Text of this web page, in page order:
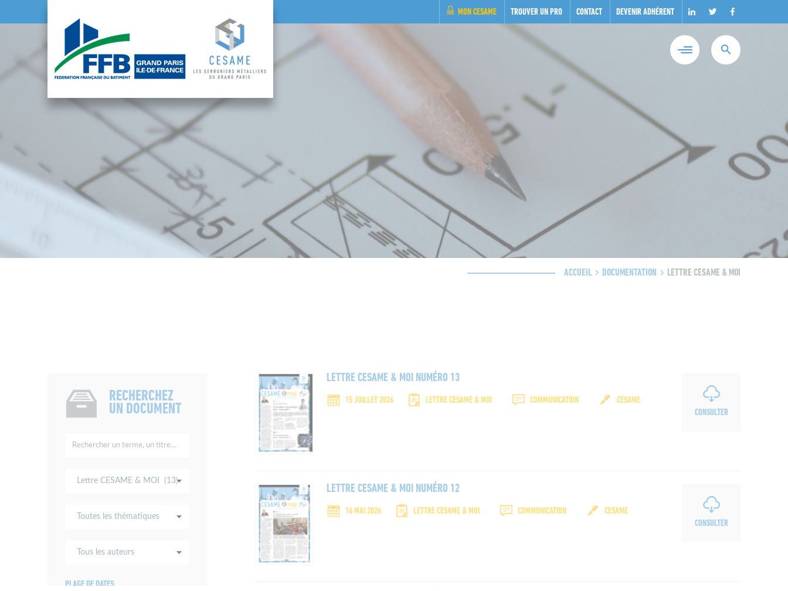
MON CESAME TROUVER UN PRO CONTACT DEVENIR ADHÉRENT
ACCUEIL DOCUMENTATION LETTRE CESAME & MOI
RECHERCHEZ
UN DOCUMENT
Rechercher
Tous
Toutes
Tous
PLAGE DE DATES
LETTRE CESAME & MOI NUMÉRO 13
15 JUILLET 2026 LETTRE CESAME & MOI COMMUNICATION
CESAME
CONSULTER
LETTRE CESAME & MOI NUMÉRO 12
16 MAI 2026 LETTRE CESAME & MOI COMMUNICATION
CESAME
CONSULTER